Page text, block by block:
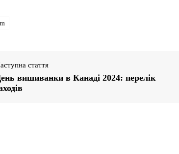
стаття
вишиванки в Канаді 2024: перелік